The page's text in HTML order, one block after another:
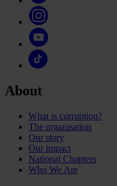
About
What is corruption?
The organisation
Our story
Our impact
National Chapters
Who We Are